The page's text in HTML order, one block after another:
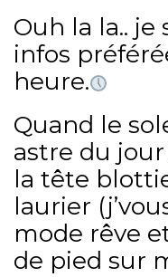
Ouh la la..
infos
heure.
Quand le
astre du jour
la tête
laurier
mode rêve
de pied sur